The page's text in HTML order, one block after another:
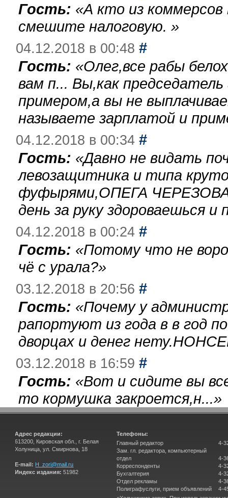
Гость: «А кто из
смешите налоговую. »
04.12.2018 в 00:48 #
Гость: «Олег,все рабы
вам п... Вы,как
примером,а вы не
называете зарплатой и
04.12.2018 в 00:34 #
Гость: «Давно не видать
левозащитника и типа
фуфырями,ОПЕГА
день за руку здороваешься
04.12.2018 в 00:24 #
Гость: «Потому что не
чё с урала?»
03.12.2018 в 20:56 #
Гость: «Почему у
рапортуют из года в в год
дворцах и денег
03.12.2018 в 16:59 #
Гость: «Вот и сидите вы
то кормушка закроется,н...»
Адрес редакции:
613200, Кировская обл., г. Белая
Холуница, ул. Смирнова, 18
E-mail: H_zori@mail.ru
Индекс издания: 51982
Телефоны:
Главный редактор
Зам. гл. редактора, компьютерный
отдел
Корреспонденты
Бухгалтерия
Отдел рекламы
Полиграфуслуги, прием объявлений
4-
4-
4-
4-
4-
4-